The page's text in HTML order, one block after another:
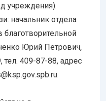
учреждения).
начальник отдела
Юрий Петрович,
409-87-88, адрес